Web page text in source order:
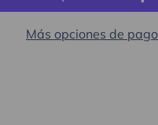
Más opciones de pago